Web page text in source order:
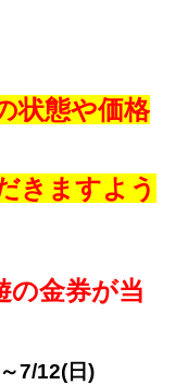
状態や価格
きますよう
の金券が当
7/12(日)